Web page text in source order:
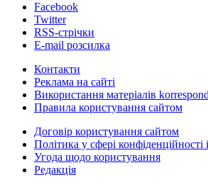
Facebook
Twitter
RSS-стрічки
E-mail розсилка
Контакти
Реклама на сайті
Використання матеріалів
Правила користування сайтом
Договір користування сайтом
Політика у сфері
Угода щодо користування
Редакція